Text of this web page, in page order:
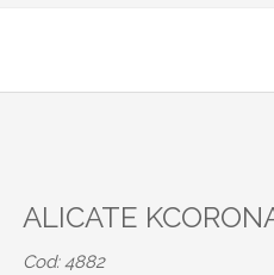
ALICATE
Cod: 4882